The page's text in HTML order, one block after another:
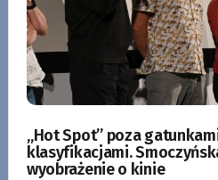
„Hot Spot” poza
klasyfikacjami.
wyobrażenie o kinie